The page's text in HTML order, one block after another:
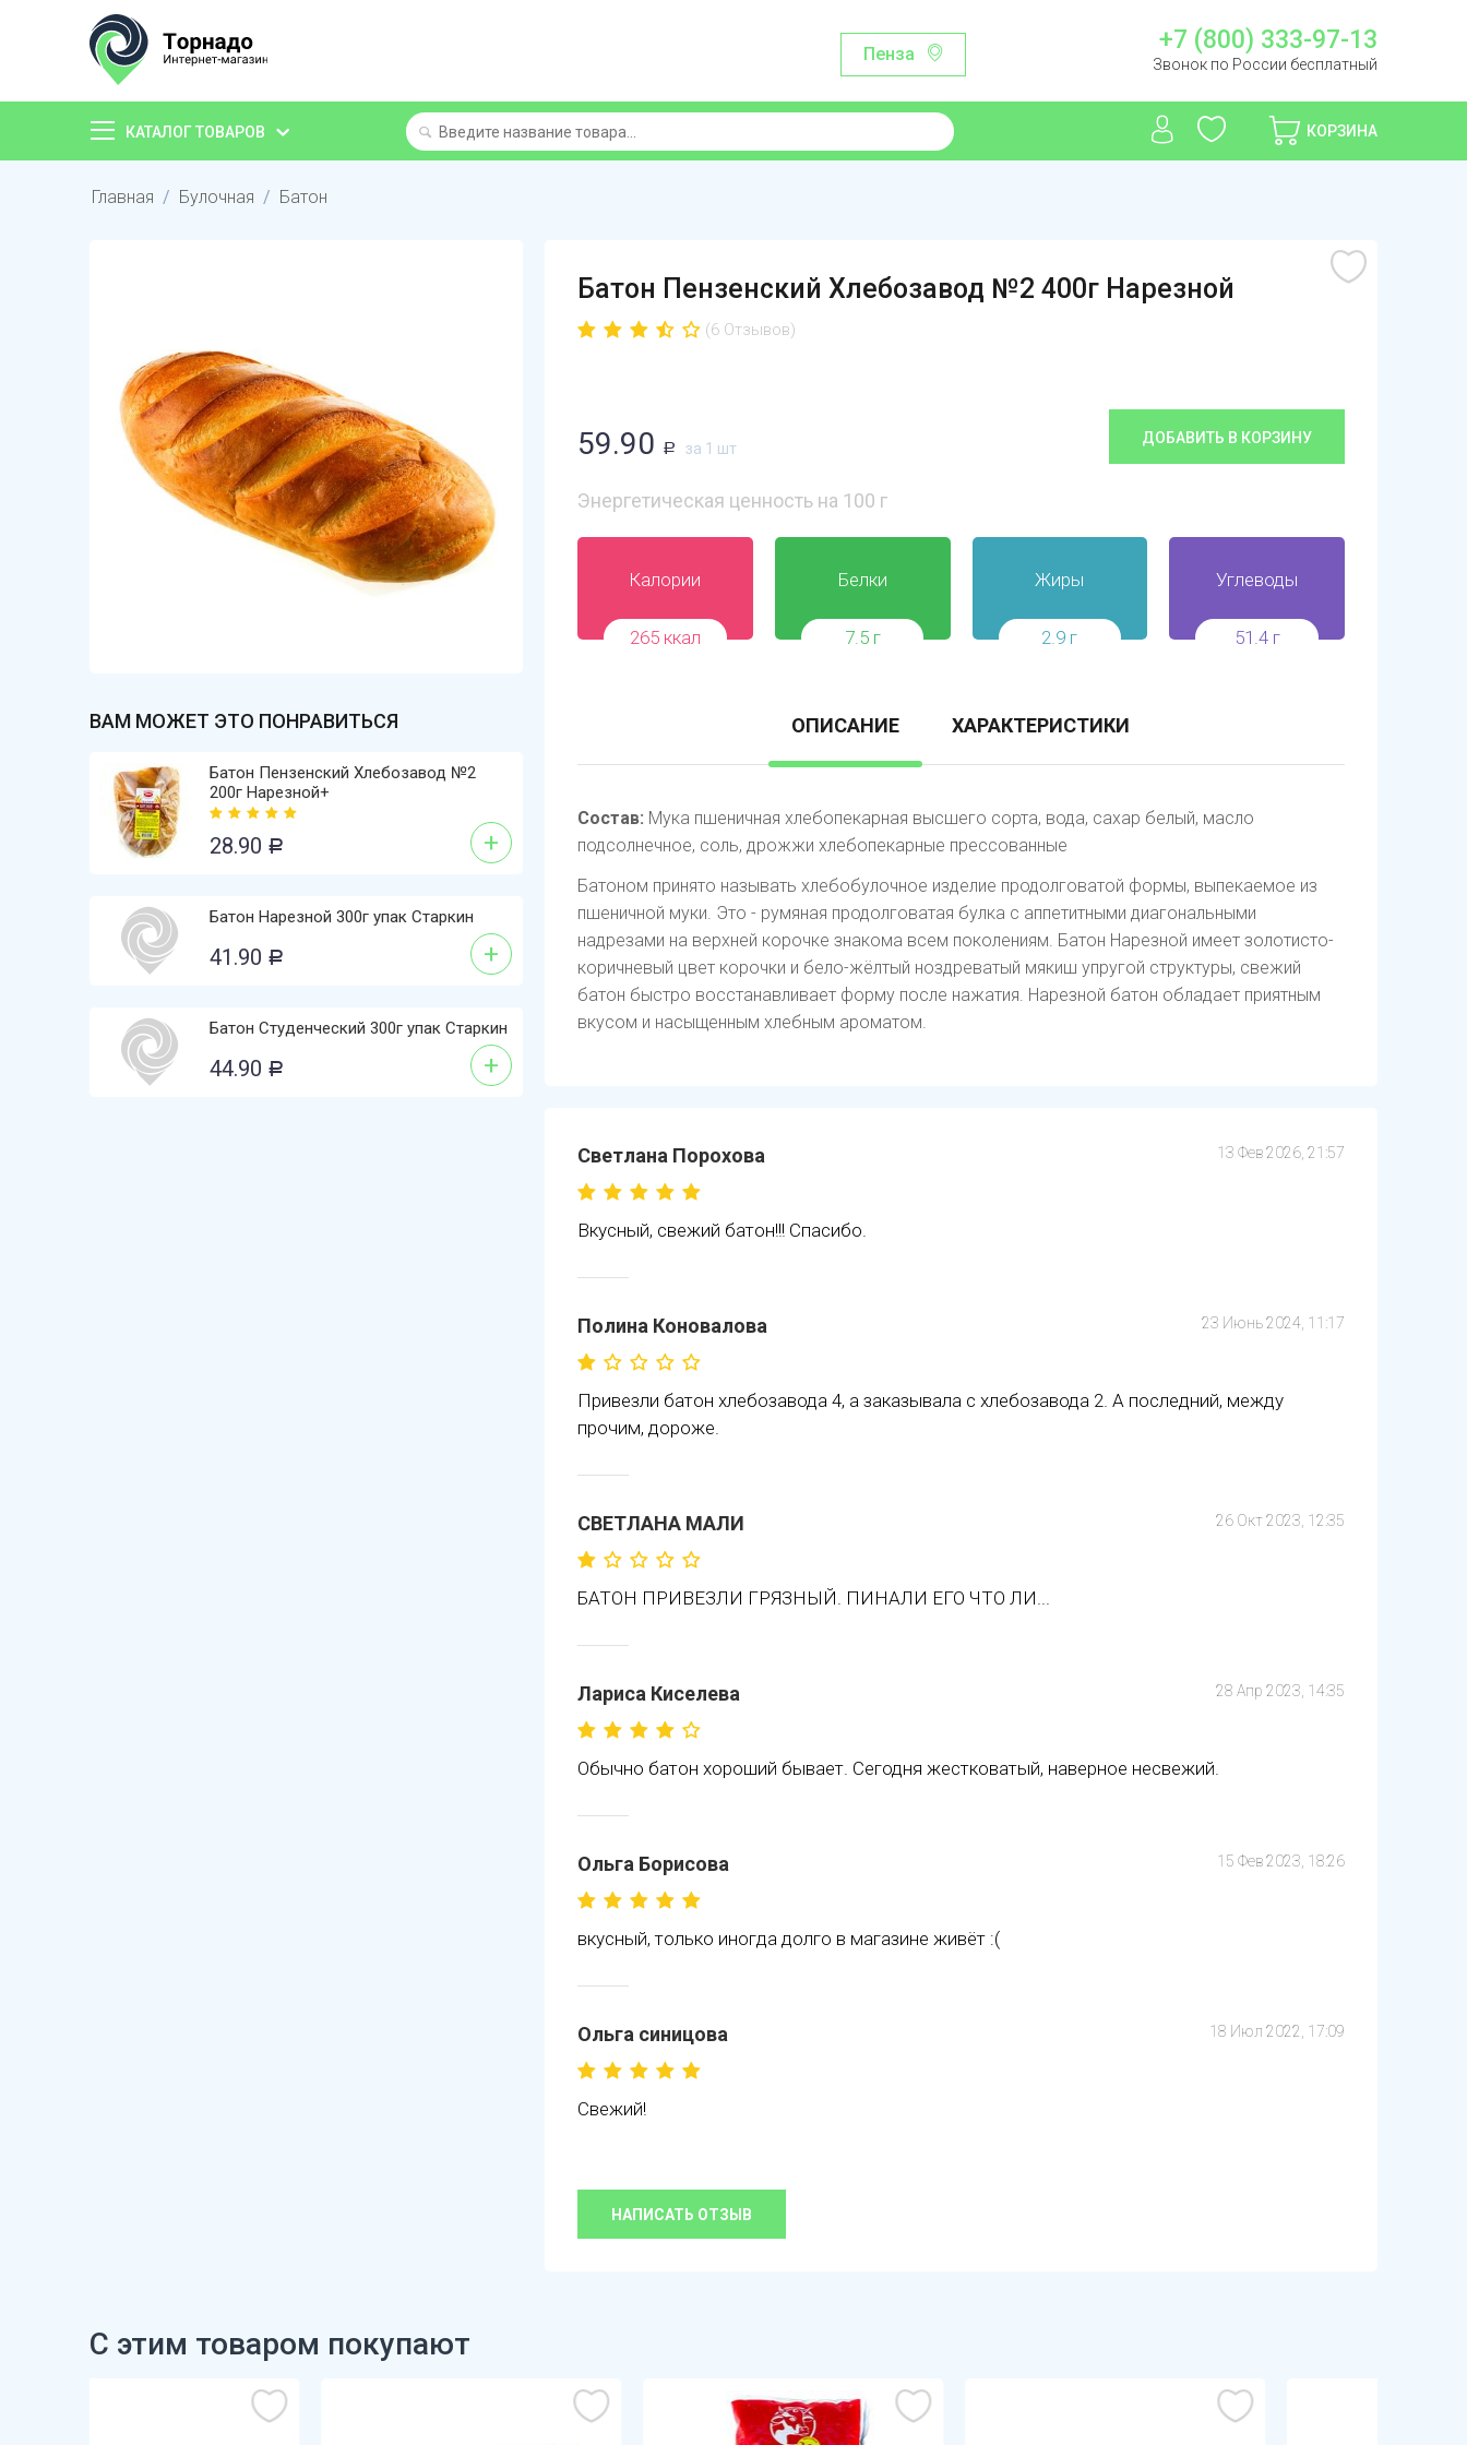
Пенза +7 (800) 333-97-13
Звонок по России бесплатный
КАТАЛОГ ТОВАРОВ КОРЗИНА
Главная / Булочная / Батон
ВАМ МОЖЕТ ЭТО ПОНРАВИТЬСЯ
Батон Пензенский Хлебозавод №2
200г Нарезной+
28.90 Р +
Батон Нарезной 300г упак Старкин
41.90 Р +
Батон Студенческий 300г упак Старкин
44.90 Р +
Батон Пензенский Хлебозавод №2 400г Нарезной
(6 Отзывов)
59.90 Р за 1 шт
ДОБАВИТЬ В КОРЗИНУ
Энергетическая ценность на 100 г
Калории
265 ккал
Белки
7.5 г
Жиры
2.9 г
Углеводы
51.4 г
ОПИСАНИЕ ХАРАКТЕРИСТИКИ
Состав: Мука пшеничная хлебопекарная высшего сорта, вода, сахар белый, масло
подсолнечное, соль, дрожжи хлебопекарные прессованные
Батоном принято называть хлебобулочное изделие продолговатой формы, выпекаемое из
пшеничной муки. Это - румяная продолговатая булка с аппетитными диагональными
надрезами на верхней корочке знакома всем поколениям. Батон Нарезной имеет золотисто-
коричневый цвет корочки и бело-жёлтый ноздреватый мякиш упругой структуры, свежий
батон быстро восстанавливает форму после нажатия. Нарезной батон обладает приятным
вкусом и насыщенным хлебным ароматом.
Светлана Порохова 13 Фев 2026, 21:57
Вкусный, свежий батон!!! Спасибо.
Полина Коновалова 23 Июнь 2024, 11:17
Привезли батон хлебозавода 4, а заказывала с хлебозавода 2. А последний, между
прочим, дороже.
СВЕТЛАНА МАЛИ 26 Окт 2023, 12:35
БАТОН ПРИВЕЗЛИ ГРЯЗНЫЙ. ПИНАЛИ ЕГО ЧТО ЛИ...
Лариса Киселева 28 Апр 2023, 14:35
Обычно батон хороший бывает. Сегодня жестковатый, наверное несвежий.
Ольга Борисова 15 Фев 2023, 18:26
вкусный, только иногда долго в магазине живёт :(
Ольга синицова 18 Июл 2022, 17:09
Свежий!
НАПИСАТЬ ОТЗЫВ
С этим товаром покупают